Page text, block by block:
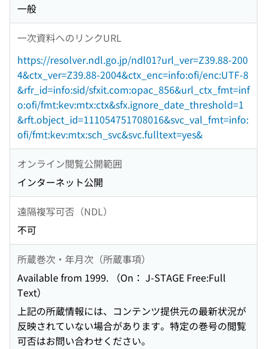
一般
一次資料へのリンクURL
https://resolver.ndl.go.jp/ndl01?url_ver=Z39.88-200
4&ctx_ver=Z39.88-2004&ctx_enc=info:ofi/enc:UTF-8
&rfr_id=info:sid/sfxit.com:opac_856&url_ctx_fmt=inf
o:ofi/fmt:kev:mtx:ctx&sfx.ignore_date_threshold=1
&rft.object_id=111054751708016&svc_val_fmt=info:
ofi/fmt:kev:mtx:sch_svc&svc.fulltext=yes&
オンライン閲覧公開範囲
インターネット公開
遠隔複写可否（NDL）
不可
所蔵巻次・年月次（所蔵事項）
Available from 1999. （On： J-STAGE Free:Full
Text）
上記の所蔵情報には、コンテンツ提供元の最新状況が
反映されていない場合があります。特定の巻号の閲覧
可否はお問い合わせください。